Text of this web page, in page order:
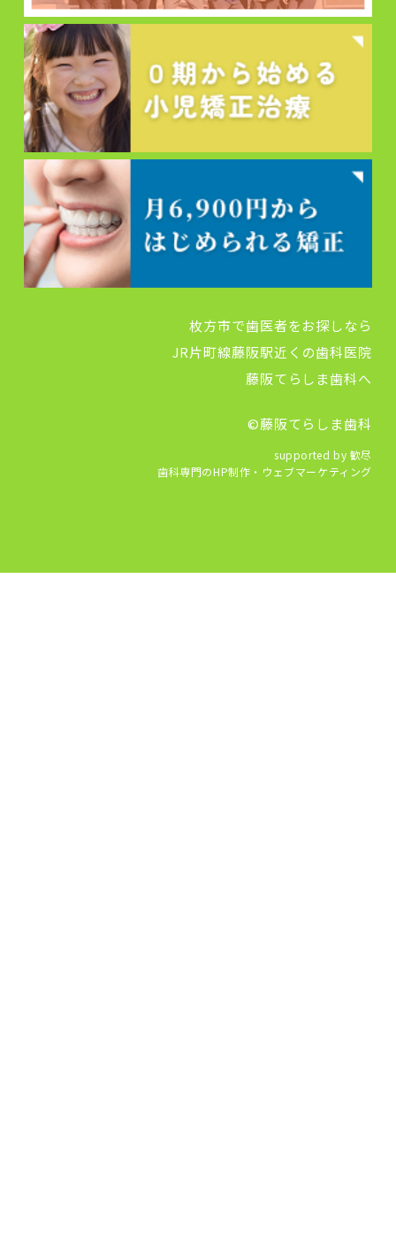
枚方市で歯医者をお探しなら
JR片町線藤阪駅近くの歯科医院
藤阪てらしま歯科へ
©藤阪てらしま歯科
supported by 歓尽
歯科専門のHP制作・ウェブマーケティング